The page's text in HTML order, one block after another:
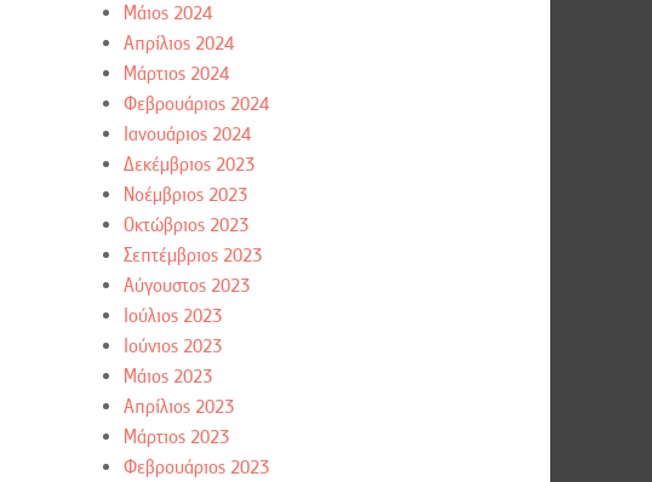
Μάιος 2024
Απρίλιος 2024
Μάρτιος 2024
Φεβρουάριος 2024
Ιανουάριος 2024
Δεκέμβριος 2023
Νοέμβριος 2023
Οκτώβριος 2023
Σεπτέμβριος 2023
Αύγουστος 2023
Ιούλιος 2023
Ιούνιος 2023
Μάιος 2023
Απρίλιος 2023
Μάρτιος 2023
Φεβρουάριος 2023